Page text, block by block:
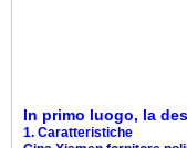
In primo luogo, la
1. Caratteristiche